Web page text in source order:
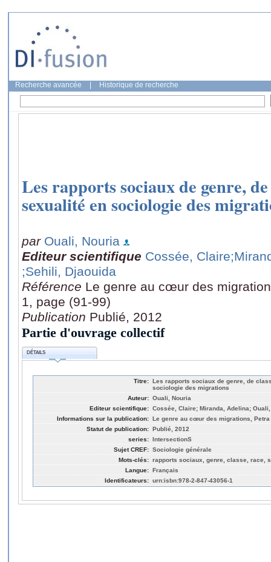
Recherche avancée Historique de recherche
Les rapports sociaux de genre,
sexualité en sociologie des
par Ouali, Nouria
Editeur scientifique Cossée, Claire
;Sehili, Djaouida
Référence Le genre au cœur des
1, page (91-99)
Publication Publié, 2012
Partie d'ouvrage collectif
DÉTAILS
Titre: Les rapports sociaux de genre, de
sociologie des migrations
Auteur: Ouali, Nouria
Editeur scientifique: Cossée, Claire; Miranda, Adelina;
Informations sur la publication: Le genre au cœur des migrations,
Statut de publication: Publié, 2012
series: IntersectionS
Sujet CREF: Sociologie générale
Mots-clés: rapports sociaux, genre, classe, race,
Langue: Français
Identificateurs: urn:isbn:978-2-847-43056-1